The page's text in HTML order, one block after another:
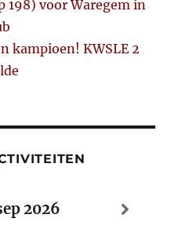
198) voor Waregem in
kampioen! KWSLE 2
2026